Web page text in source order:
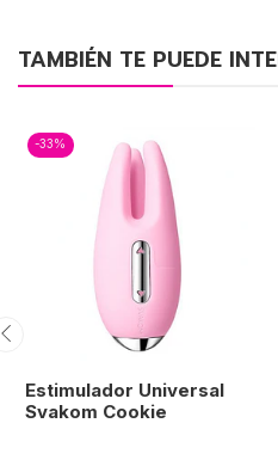
TAMBIÉN TE PUEDE
-33%
Estimulador Universal
Svakom Cookie